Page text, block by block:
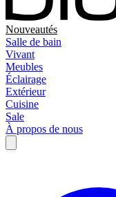
Nouveautés
Salle de bain
Vivant
Meubles
Éclairage
Extérieur
Cuisine
Sale
À propos de nous